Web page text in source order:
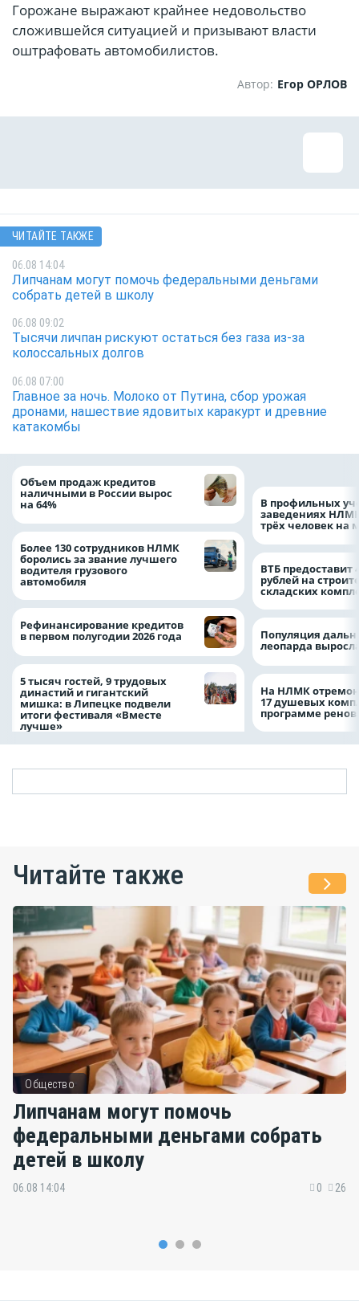
Горожане выражают крайнее недовольство
сложившейся ситуацией и призывают власти
оштрафовать автомобилистов.
Автор: Егор ОРЛОВ
ЧИТАЙТЕ ТАКЖЕ
06.08 14:04
Липчанам могут помочь федеральными деньгами
собрать детей в школу
06.08 09:02
Тысячи личпан рискуют остаться без газа из-за
колоссальных долгов
06.08 07:00
Главное за ночь. Молоко от Путина, сбор урожая
дронами, нашествие ядовитых каракурт и древние
катакомбы
Объем продаж кредитов
наличными в России вырос
на 64%
Более 130 сотрудников НЛМК
боролись за звание лучшего
водителя грузового
автомобиля
Рефинансирование кредитов
в первом полугодии 2026 года
5 тысяч гостей, 9 трудовых
династий и гигантский
мишка: в Липецке подвели
итоги фестиваля «Вместе
лучше»
В профильных
заведениях
трёх человек на
ВТБ предоставит
рублей на
складских
Популяция
леопарда
На НЛМК
17 душевых
программе
Читайте также
Общество
Липчанам могут помочь
федеральными деньгами собрать
детей в школу
06.08 14:04 0 26